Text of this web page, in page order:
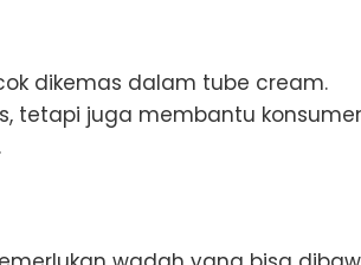
dikemas dalam tube cream.
tetapi juga membantu